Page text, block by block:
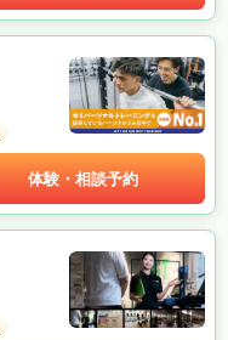
体験・相談予約